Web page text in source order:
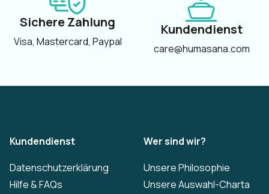
Sichere Zahlung
Visa, Mastercard, Paypal
Kundendienst
care@humasana.com
Kundendienst
Datenschutzerklärung
Hilfe & FAQs
Wer sind wir?
Unsere Philosophie
Unsere Auswahl-Charta